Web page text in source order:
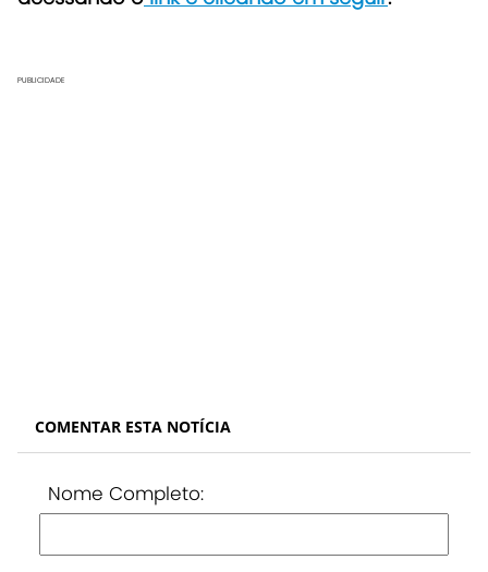
PUBLICIDADE
COMENTAR ESTA NOTÍCIA
Nome Completo: